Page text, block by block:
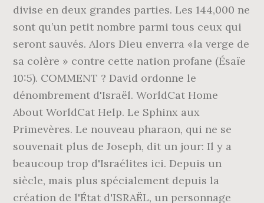
divise en deux grandes parties. Les 144,000 ne
sont qu’un petit nombre parmi tous ceux qui
seront sauvés. Alors Dieu enverra «la verge de
sa colère » contre cette nation profane (Ésaïe
10:5). COMMENT ? David ordonne le
dénombrement d'Israël. WorldCat Home
About WorldCat Help. Le Sphinx aux
Primevères. Le nouveau pharaon, qui ne se
souvenait plus de Joseph, dit un jour: Il y a
beaucoup trop d'Israélites ici. Depuis un
siècle, mais plus spécialement depuis la
création de l'État d'ISRAËL, un personnage